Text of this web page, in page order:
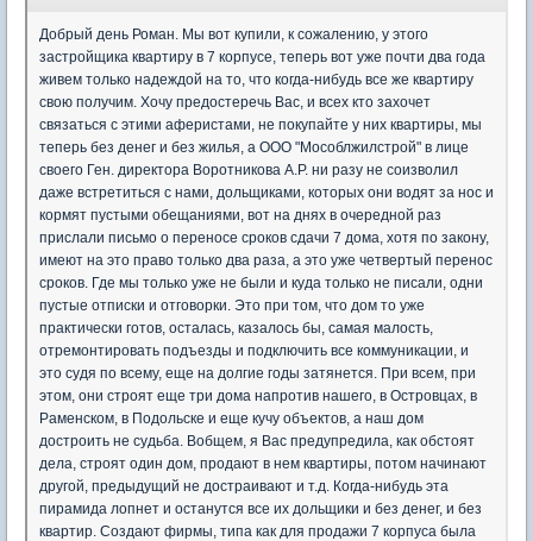
Добрый день Роман. Мы вот купили, к сожалению, у этого
застройщика квартиру в 7 корпусе, теперь вот уже почти два года
живем только надеждой на то, что когда-нибудь все же квартиру
свою получим. Хочу предостеречь Вас, и всех кто захочет
связаться с этими аферистами, не покупайте у них квартиры, мы
теперь без денег и без жилья, а ООО "Мособлжилстрой" в лице
своего Ген. директора Воротникова А.Р. ни разу не соизволил
даже встретиться с нами, дольщиками, которых они водят за нос и
кормят пустыми обещаниями, вот на днях в очередной раз
прислали письмо о переносе сроков сдачи 7 дома, хотя по закону,
имеют на это право только два раза, а это уже четвертый перенос
сроков. Где мы только уже не были и куда только не писали, одни
пустые отписки и отговорки. Это при том, что дом то уже
практически готов, осталась, казалось бы, самая малость,
отремонтировать подъезды и подключить все коммуникации, и
это судя по всему, еще на долгие годы затянется. При всем, при
этом, они строят еще три дома напротив нашего, в Островцах, в
Раменском, в Подольске и еще кучу объектов, а наш дом
достроить не судьба. Вобщем, я Вас предупредила, как обстоят
дела, строят один дом, продают в нем квартиры, потом начинают
другой, предыдущий не достраивают и т.д. Когда-нибудь эта
пирамида лопнет и останутся все их дольщики и без денег, и без
квартир. Создают фирмы, типа как для продажи 7 корпуса была